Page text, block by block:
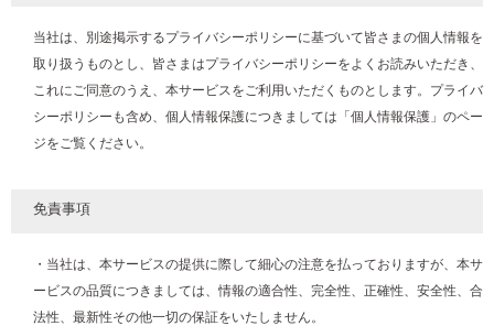
当社は、別途掲示するプライバシーポリシーに基づいて皆さまの個人情報を
取り扱うものとし、皆さまはプライバシーポリシーをよくお読みいただき、
これにご同意のうえ、本サービスをご利用いただくものとします。プライバ
シーポリシーも含め、個人情報保護につきましては「個人情報保護」のペー
ジをご覧ください。
免責事項
・当社は、本サービスの提供に際して細心の注意を払っておりますが、本サ
ービスの品質につきましては、情報の適合性、完全性、正確性、安全性、合
法性、最新性その他一切の保証をいたしません。